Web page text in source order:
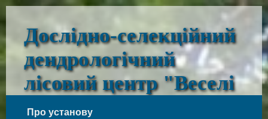
Дослідно-селекційний
дендрологічний
лісовий центр "Веселі
Боковеньки"
Про установу